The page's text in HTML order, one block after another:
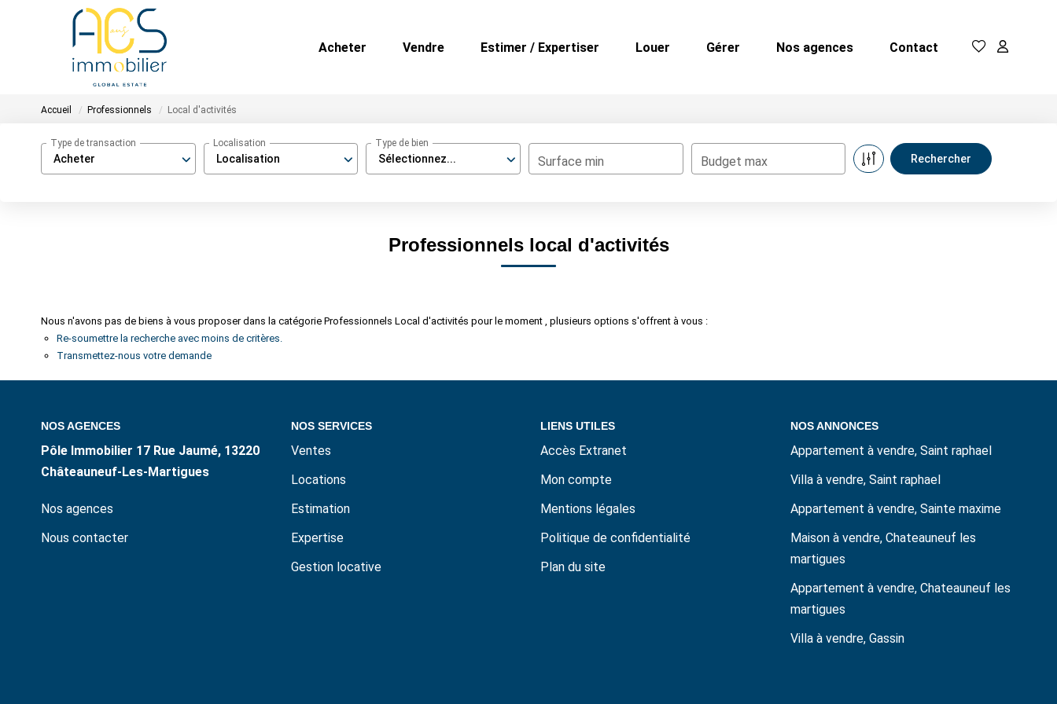
Acheter Vendre Estimer / Expertiser Louer Gérer Nos agences Contact
Accueil Professionnels Local d'activités
Acheter
Type de transaction
Localisation
Localisation
Sélectionnez...
Type de bien
Surface min Budget max
Professionnels local d'activités
Nous n'avons pas de biens à vous proposer dans la catégorie Professionnels Local d'activités pour le moment , plusieurs options s'offrent à vous :
Re-soumettre la recherche avec moins de critères.
Transmettez-nous votre demande
NOS AGENCES
Pôle Immobilier 17 Rue Jaumé, 13220
Châteauneuf-Les-Martigues
Nos agences
Nous contacter
NOS SERVICES
Ventes
Locations
Estimation
Expertise
Gestion locative
LIENS UTILES
Accès Extranet
Mon compte
Mentions légales
Politique de confidentialité
Plan du site
NOS ANNONCES
Appartement à vendre, Saint raphael
Villa à vendre, Saint raphael
Appartement à vendre, Sainte maxime
Maison à vendre, Chateauneuf les
martigues
Appartement à vendre, Chateauneuf les
martigues
Villa à vendre, Gassin